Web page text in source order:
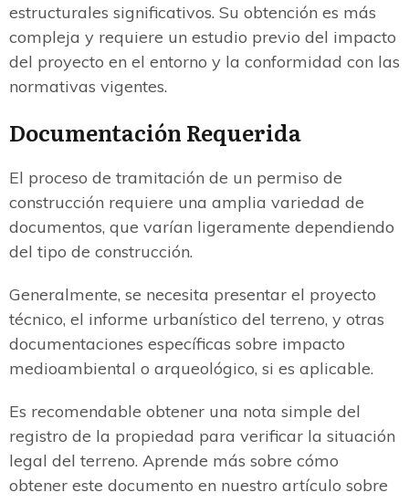
estructurales significativos. Su obtención es más
compleja y requiere un estudio previo del impacto
del proyecto en el entorno y la conformidad con las
normativas vigentes.
Documentación Requerida
El proceso de tramitación de un permiso de
construcción requiere una amplia variedad de
documentos, que varían ligeramente dependiendo
del tipo de construcción.
Generalmente, se necesita presentar el proyecto
técnico, el informe urbanístico del terreno, y otras
documentaciones específicas sobre impacto
medioambiental o arqueológico, si es aplicable.
Es recomendable obtener una nota simple del
registro de la propiedad para verificar la situación
legal del terreno. Aprende más sobre cómo
obtener este documento en nuestro artículo sobre